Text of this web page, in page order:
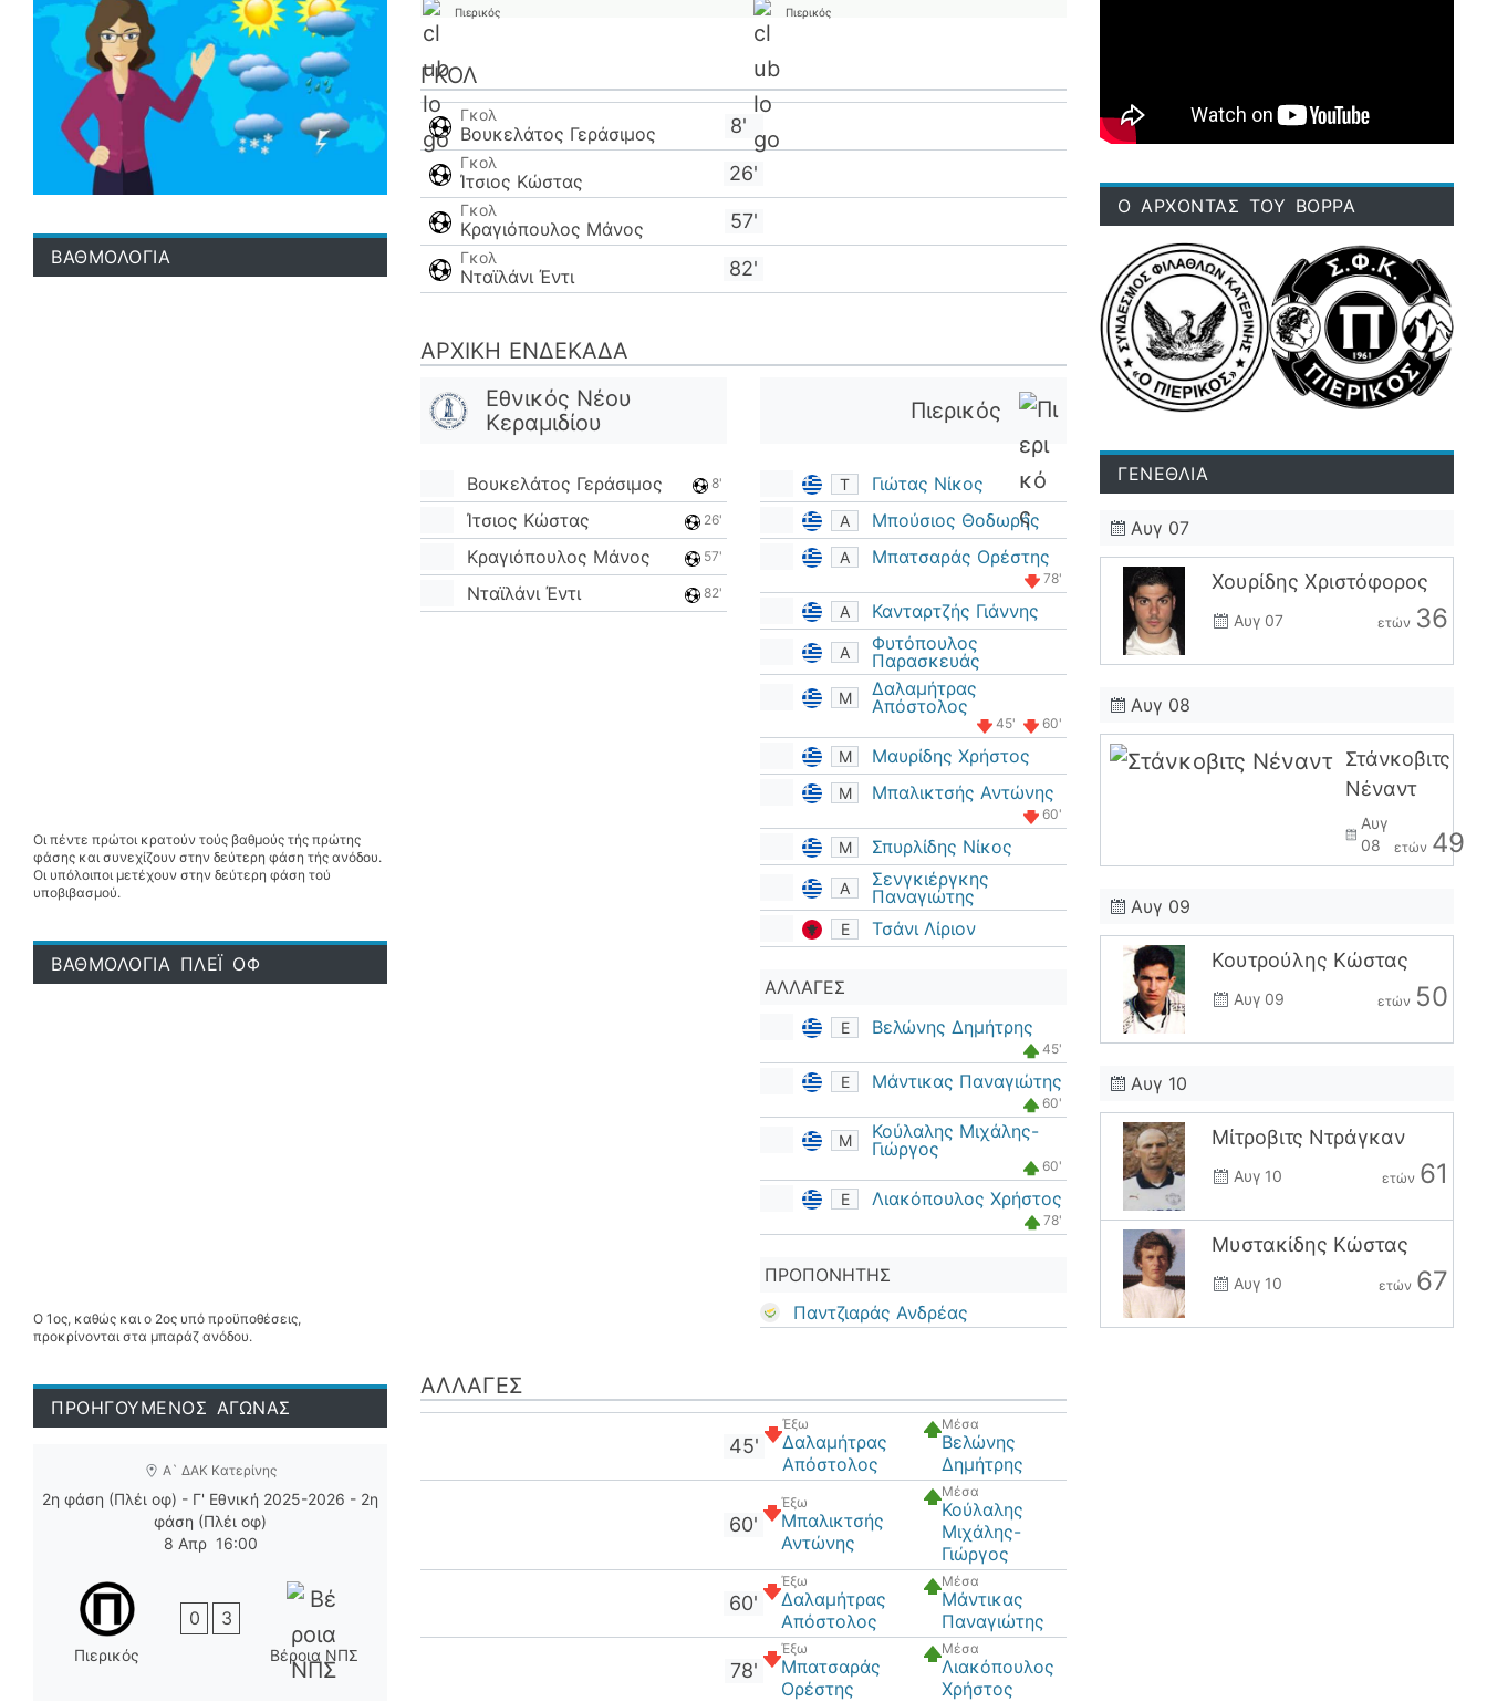
Πιερικός Πιερικός
ΓΚΟΛ
Γκολ
Βουκελάτος Γεράσιμος 8'
Γκολ
Ίτσιος Κώστας 26'
Γκολ
Κραγιόπουλος Μάνος 57'
Γκολ
Νταϊλάνι Έντι 82'
ΑΡΧΙΚΉ ΕΝΔΕΚΆΔΑ
Εθνικός Νέου
Κεραμιδίου
Βουκελάτος Γεράσιμος 8'
Ίτσιος Κώστας 26'
Κραγιόπουλος Μάνος 57'
Νταϊλάνι Έντι 82'
Πιερικός
Τ Γιώτας Νίκος
Α Μπούσιος Θoδωρής
Α Μπατσαράς Ορέστης
78'
Α Κανταρτζής Γιάννης
Α
Φυτόπουλος
Παρασκευάς
Μ
Δαλαμήτρας
Απόστολος
45' 60'
Μ Μαυρίδης Χρήστος
Μ Μπαλικτσής Αντώνης
60'
Μ Σπυρλίδης Νίκος
Α
Σενγκιέργκης
Παναγιώτης
Ε Τσάνι Λίριον
ΑΛΛΑΓΈΣ
Ε Βελώνης Δημήτρης
45'
Ε Μάντικας Παναγιώτης
60'
Μ
Κούλαλης Μιχάλης-
Γιώργος
60'
Ε Λιακόπουλος Χρήστος
78'
ΠΡΟΠΟΝΗΤΉΣ
Παντζιαράς Ανδρέας
ΑΛΛΑΓΈΣ
45'
Έξω
Δαλαμήτρας
Απόστολος
Μέσα
Βελώνης
Δημήτρης
60'
Έξω
Μπαλικτσής
Αντώνης
Μέσα
Κούλαλης
Μιχάλης-
Γιώργος
60'
Έξω
Δαλαμήτρας
Απόστολος
Μέσα
Μάντικας
Παναγιώτης
78'
Έξω
Μπατσαράς
Ορέστης
Μέσα
Λιακόπουλος
Χρήστος
ΒΑΘΜΟΛΟΓΙΑ
Οι πέντε πρώτοι κρατούν τούς βαθμούς τής πρώτης
φάσης και συνεχίζουν στην δεύτερη φάση τής ανόδου.
Οι υπόλοιποι μετέχουν στην δεύτερη φάση τού
υποβιβασμού.
ΒΑΘΜΟΛΟΓΙΑ ΠΛΕΪ ΟΦ
Ο 1ος, καθώς και ο 2ος υπό προϋποθέσεις,
προκρίνονται στα μπαράζ ανόδου.
ΠΡΟΗΓΟΥΜΕΝΟΣ ΑΓΩΝΑΣ
Α` ΔΑΚ Κατερίνης
2η φάση (Πλέι οφ) - Γ' Εθνική 2025-2026 - 2η
φάση (Πλέι οφ)
8 Απρ 16:00
Πιερικός
0 3
Βέροια ΝΠΣ
Ο ΑΡΧΟΝΤΑΣ ΤΟΥ ΒΟΡΡΑ
ΓΕΝΕΘΛΙΑ
Αυγ 07
Χουρίδης Χριστόφορος
Αυγ 07 ετών 36
Αυγ 08
Στάνκοβιτς
Νέναντ
Αυγ
08
ετών 49
Αυγ 09
Κουτρούλης Κώστας
Αυγ 09 ετών 50
Αυγ 10
Μίτροβιτς Ντράγκαν
Αυγ 10 ετών 61
Μυστακίδης Κώστας
Αυγ 10 ετών 67